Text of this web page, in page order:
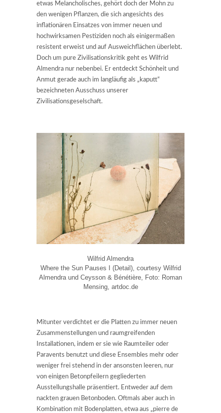
etwas Melancholisches, gehört doch der Mohn zu
den wenigen Pflanzen, die sich angesichts des
inflationären Einsatzes von immer neuen und
hochwirksamen Pestiziden noch als einigermaßen
resistent erweist und auf Ausweichflächen überlebt.
Doch um pure Zivilisationskritik geht es Wilfrid
Almendra nur nebenbei. Er entdeckt Schönheit und
Anmut gerade auch im langläufig als „kaputt“
bezeichneten Ausschuss unserer
Zivilisationsgeselschaft.
Wilfrid Almendra
Where the Sun Pauses I (Detail), courtesy Wilfrid
Almendra und Ceysson & Bénétière, Foto: Roman
Mensing, artdoc.de
Mitunter verdichtet er die Platten zu immer neuen
Zusammenstellungen und raumgreifenden
Installationen, indem er sie wie Raumteiler oder
Paravents benutzt und diese Ensembles mehr oder
weniger frei stehend in der ansonsten leeren, nur
von einigen Betonpfeilern gegliederten
Ausstellungshalle präsentiert. Entweder auf dem
nackten grauen Betonboden. Oftmals aber auch in
Kombination mit Bodenplatten, etwa aus „pierre de